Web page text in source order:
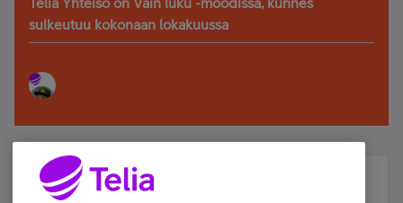
sulkeutuu kokonaan lokakuussa
Älä jää paitsi – osallistu ja voita!